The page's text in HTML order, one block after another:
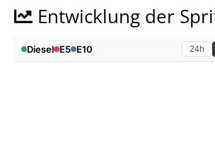
Entwicklung der